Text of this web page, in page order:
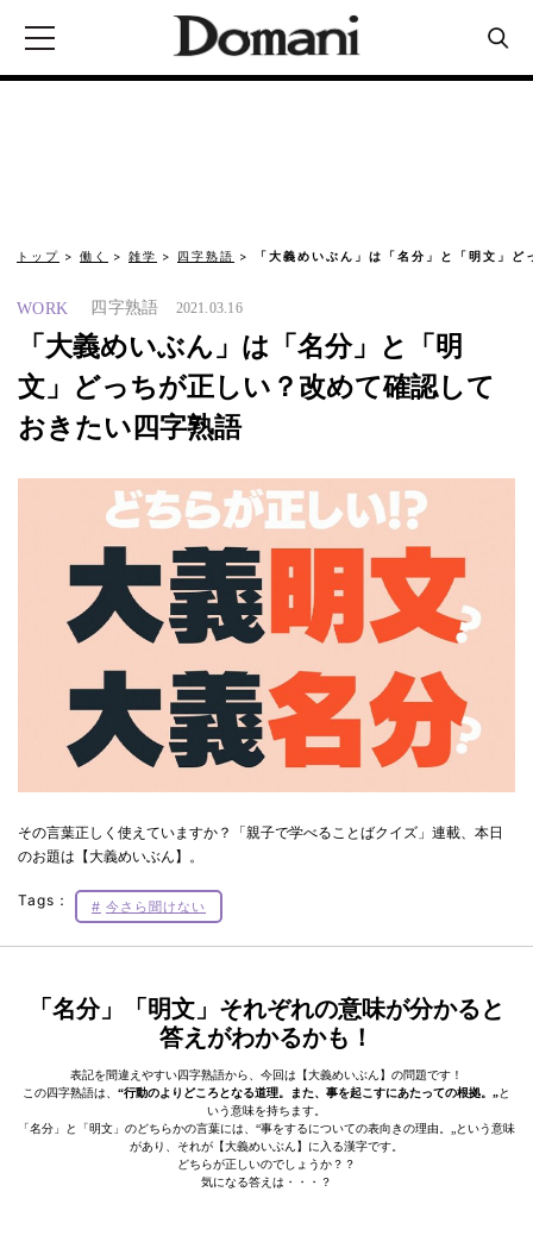
トップ 働く 雑学 四字熟語 「大義めいぶん」は「名分」と「明文」
WORK 四字熟語 2021.03.16
「大義めいぶん」は「名分」と「明
文」どっちが正しい？改めて確認して
おきたい四字熟語
その言葉正しく使えていますか？「親子で学べることばクイズ」連載、本日
のお題は【大義めいぶん】。
Tags： 今さら聞けない
「名分」「明文」それぞれの意味が分かると
答えがわかるかも！
表記を間違えやすい四字熟語から、今回は【大義めいぶん】の問題です！
この四字熟語は、 “行動のよりどころとなる道理。また、事を起こすにあたっての根拠。„と
いう意味を持ちます。
「名分」と「明文」のどちらかの言葉には、“事をするについての表向きの理由。„という意味
があり、それが【大義めいぶん】に入る漢字です。
どちらが正しいのでしょうか？？
気になる答えは・・・？